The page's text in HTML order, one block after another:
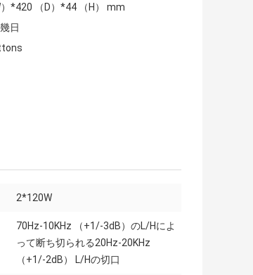
*420 （D）*44 （H） mm
日
2*120W
70Hz-10KHz （+1/-3dB）のL/Hによ
って断ち切られる20Hz-20KHz
（+1/-2dB） L/Hの切口